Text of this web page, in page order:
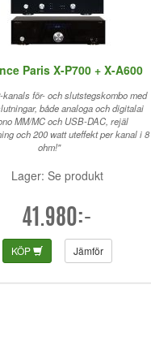
Paris X-P700 + X-A600
kanals för- och slutstegskombo med
både analoga och digitalai
MM/MC och USB-DAC, rejäl
och 200 watt uteffekt per kanal i 8
ohm!"
Lager: Se produkt
41.980:-
KÖP Jämför